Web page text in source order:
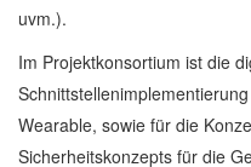
uvm.).
Im Projektkonsortium ist die
Wearable, sowie für die
Sicherheitskonzepts für die